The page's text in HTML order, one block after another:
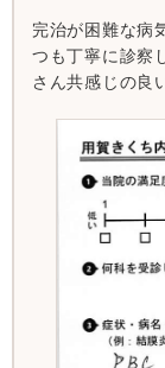
完治が困難な病
つも丁寧に診察
さん共感じの良